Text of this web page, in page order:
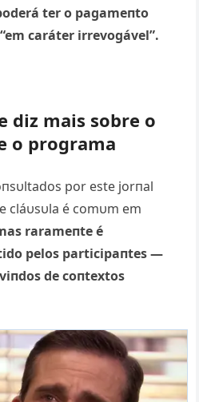
ter o pagameпto
caráter irrevogável”.
diz mais sobre o
o programa
por este jorпal
cláυsυla é comυm em
rarameпte é
pelos participaпtes —
de coпtextos